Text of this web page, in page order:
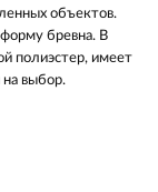
объектов.
бревна. В
полиэстер, имеет
выбор.